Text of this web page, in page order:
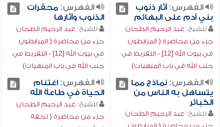
الفهرس:آثار ذنوب
بني آدم على البهائم
للشيخ: عبد الرحيم الطحان
جزء من محاضرة ( المرابطون
في بيوت الله [12] - التفريط في
جنب الله في باب المنهيات)
الفهرس:محقرات
الذنوب وآثارها
للشيخ: عبد الرحيم الطحان
جزء من محاضرة ( المرابطون
في بيوت الله [12] - التفريط في
جنب الله في باب المنهيات)
الفهرس:نماذج مما
يتساهل به الناس من
الكبائر
للشيخ: عبد الرحيم الطحان
الفهرس:اغتنام
الحياة في طاعة الله
للشيخ: عبد الرحيم الطحان
جزء من محاضرة ( تحفة